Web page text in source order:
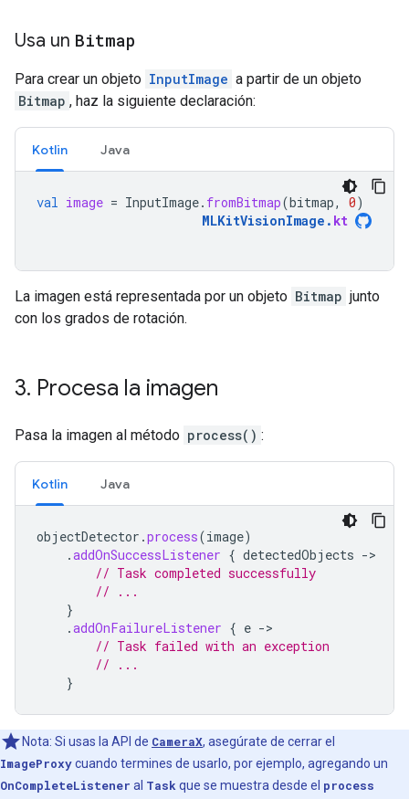
Usa un Bitmap
Para crear un objeto InputImage a partir de un objeto
Bitmap , haz la siguiente declaración:
Kotlin Java
val image = InputImage. fromBitmap(bitmap, 0)
MLKitVisionImage . kt
La imagen está representada por un objeto Bitmap junto
con los grados de rotación.
3. Procesa la imagen
Pasa la imagen al método process() :
Kotlin Java
objectDetector .process(image)
.addOnSuccessListener { detectedObjects ->
// Task completed successfully
// ...
}
.addOnFailureListener { e ->
// Task failed with an exception
// ...
}
Nota: Si usas la API de CameraX, asegúrate de cerrar el
ImageProxycuando termines de usarlo, por ejemplo, agregando un
OnCompleteListener al Task que se muestra desde el process